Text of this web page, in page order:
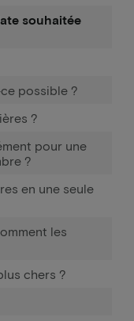
souhaitée
possible ?
?
pour une
?
en une seule
les
chers ?